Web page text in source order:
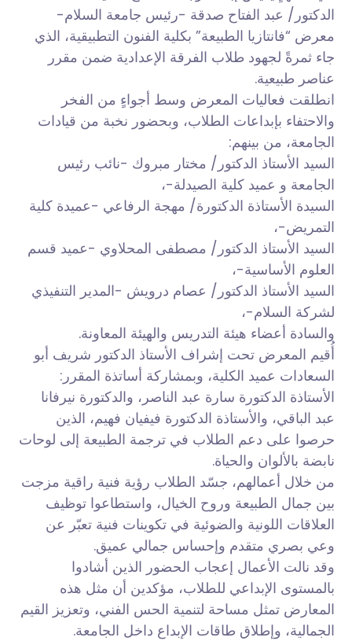
الدكتور/ عبد الفتاح صدقة -رئيس جامعة السلام-
معرض “فانتازيا الطبيعة” بكلية الفنون التطبيقية، الذي
جاء ثمرةً لجهود طلاب الفرقة الإعدادية ضمن مقرر
عناصر طبيعية.
انطلقت فعاليات المعرض وسط أجواءٍ من الفخر
والاحتفاء بإبداعات الطلاب، وبحضور نخبة من قيادات
الجامعة، من بينهم:
السيد الأستاذ الدكتور/ مختار مبروك -نائب رئيس
الجامعة و عميد كلية الصيدلة-،
السيدة الأستاذة الدكتورة/ مهجة الرفاعي -عميدة كلية
التمريض-،
السيد الأستاذ الدكتور/ مصطفى المحلاوي -عميد قسم
العلوم الأساسية-،
السيد الأستاذ الدكتور/ عصام درويش -المدير التنفيذي
لشركة السلام-،
والسادة أعضاء هيئة التدريس والهيئة المعاونة.
أُقيم المعرض تحت إشراف الأستاذ الدكتور شريف أبو
السعادات عميد الكلية، وبمشاركة أساتذة المقرر:
الأستاذة الدكتورة سارة عبد الناصر، والدكتورة نيرفانا
عبد الباقي، والأستاذة الدكتورة فيفيان فهيم، الذين
حرصوا على دعم الطلاب في ترجمة الطبيعة إلى لوحات
نابضة بالألوان والحياة.
من خلال أعمالهم، جسّد الطلاب رؤية فنية راقية مزجت
بين جمال الطبيعة وروح الخيال، واستطاعوا توظيف
العلاقات اللونية والضوئية في تكوينات فنية تعبّر عن
وعي بصري متقدم وإحساس جمالي عميق.
وقد نالت الأعمال إعجاب الحضور الذين أشادوا
بالمستوى الإبداعي للطلاب، مؤكدين أن مثل هذه
المعارض تمثل مساحة لتنمية الحس الفني، وتعزيز القيم
الجمالية، وإطلاق طاقات الإبداع داخل الجامعة.